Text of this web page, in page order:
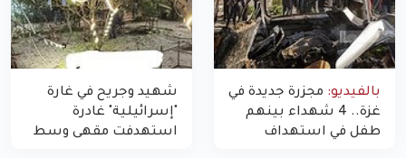
بالفيديو: مجزرة جديدة في
غزة.. 4 شهداء بينهم
طفل في استهداف
شهيد وجريح في غارة
"إسرائيلية" غادرة
استهدفت مقهى وسط